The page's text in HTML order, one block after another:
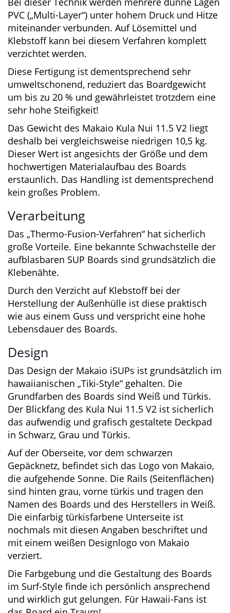
(„Dropstitch“). Bei der Herstellung der
Außenhülle kommt ein spezielles, innovatives
Verfahren („Thermo-Fusion“) zum Einsatz:
Bei dieser Technik werden mehrere dünne
Lagen PVC („Multi-Layer“) unter hohem Druck
und Hitze miteinander verbunden. Auf
Lösemittel und Klebstoff kann bei diesem
Verfahren komplett verzichtet werden.
Diese Fertigung ist dementsprechend sehr
umweltschonend, reduziert das Boardgewicht
um bis zu 20 % und gewährleistet trotzdem
eine sehr hohe Steifigkeit!
Das Gewicht des Makaio Kula Nui 11.5 V2 liegt
deshalb bei vergleichsweise niedrigen 10,5 kg.
hochwertigen Materialaufbau des Boards
erstaunlich. Das Handling ist dementsprechend
kein großes Problem.
Verarbeitung
Das „Thermo-Fusion-Verfahren“ hat sicherlich
große Vorteile. Eine bekannte Schwachstelle
der aufblasbaren SUP Boards sind
grundsätzlich die Klebenähte.
Herstellung der Außenhülle ist diese praktisch
wie aus einem Guss und verspricht eine hohe
Lebensdauer des Boards.
Design
Das Design der Makaio iSUPs ist grundsätzlich
im hawaiianischen „Tiki-Style“ gehalten. Die
Grundfarben des Boards sind Weiß und Türkis.
Der Blickfang des Kula Nui 11.5 V2 ist sicherlich
das aufwendig und grafisch gestaltete Deckpad
in Schwarz, Grau und Türkis.
Auf der Oberseite, vor dem schwarzen
Gepäcknetz, befindet sich das Logo von Makaio,
die aufgehende Sonne. Die Rails (Seitenflächen)
sind hinten grau, vorne türkis und tragen den
Namen des Boards und des Herstellers in
Weiß. Die einfarbig türkisfarbene Unterseite ist
nochmals mit diesen Angaben beschriftet und
mit einem weißen Designlogo von Makaio
verziert.